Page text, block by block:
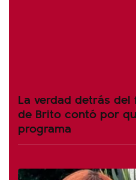
La verdad detrás del
de Brito contó por
programa